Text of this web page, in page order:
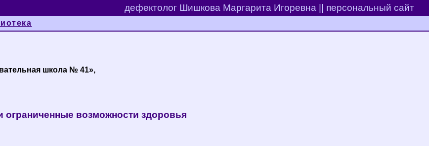
дефектолог Шишкова Маргарита Игоревна || персональный сайт
школа № 41»,
возможности здоровья